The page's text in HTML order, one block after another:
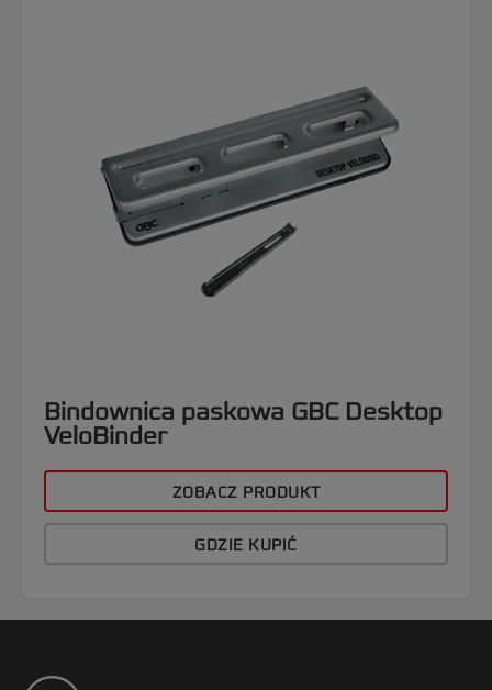
Bindownica paskowa GBC Desktop
VeloBinder
ZOBACZ PRODUKT
GDZIE KUPIĆ